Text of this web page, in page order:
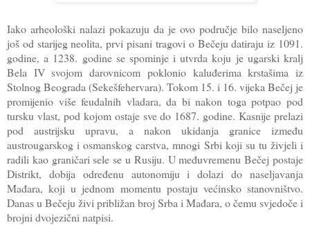
Iako arheološki nalazi pokazuju da je ovo područje bilo naseljeno
još od starijeg neolita, prvi pisani tragovi o Bečeju datiraju iz 1091.
godine, a 1238. godine se spominje i utvrda koju je ugarski kralj
Bela IV svojom darovnicom poklonio kaluđerima krstašima iz
Stolnog Beograda (Sekešfehervara). Tokom 15. i 16. vijeka Bečej je
promijenio više feudalnih vladara, da bi nakon toga potpao pod
tursku vlast, pod kojom ostaje sve do 1687. godine. Kasnije prelazi
pod austrijsku upravu, a nakon ukidanja granice između
austrougarskog i osmanskog carstva, mnogi Srbi koji su tu živjeli i
radili kao graničari sele se u Rusiju. U međuvremenu Bečej postaje
Distrikt, dobija određenu autonomiju i dolazi do naseljavanja
Mađara, koji u jednom momentu postaju većinsko stanovništvo.
Danas u Bečeju živi približan broj Srba i Mađara, o čemu svjedoče i
brojni dvojezični natpisi.